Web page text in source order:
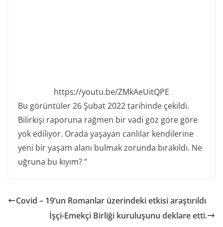
https://youtu.be/ZMkAeUitQPE
Bu görüntüler 26 Şubat 2022 tarihinde çekildi.
Bilirkişi raporuna rağmen bir vadi göz göre göre
yok ediliyor. Orada yaşayan canlılar kendilerine
yeni bir yaşam alanı bulmak zorunda bırakıldı. Ne
uğruna bu kıyım? “
Covid – 19’un Romanlar üzerindeki etkisi araştırıldı
İşçi-Emekçi Birliği kuruluşunu deklare etti.